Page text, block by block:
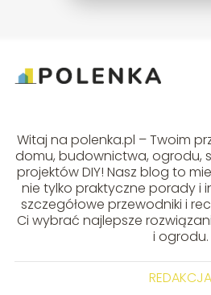
Witaj na polenka.pl – Twoim
domu, budownictwa, ogrodu,
projektów DIY! Nasz blog to
nie tylko praktyczne porady i
szczegółowe przewodniki i
Ci wybrać najlepsze
i ogrodu.
REDAKCJA